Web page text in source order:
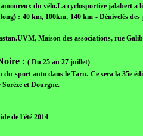
du vélo.La cyclosportive jalabert a
: 40 km, 100km, 140 km - Dénivelés
Maison des associations, rue
: ( Du 25 au 27 juillet)
sport auto dans le Tarn. Ce sera la 35e
et Dourgne.
de l'été 2014